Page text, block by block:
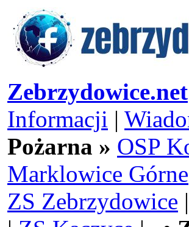
Zebrzydowice.net
Informacji |
Pożarna » OSP
Marklowice Górne
ZS Zebrzydowice |